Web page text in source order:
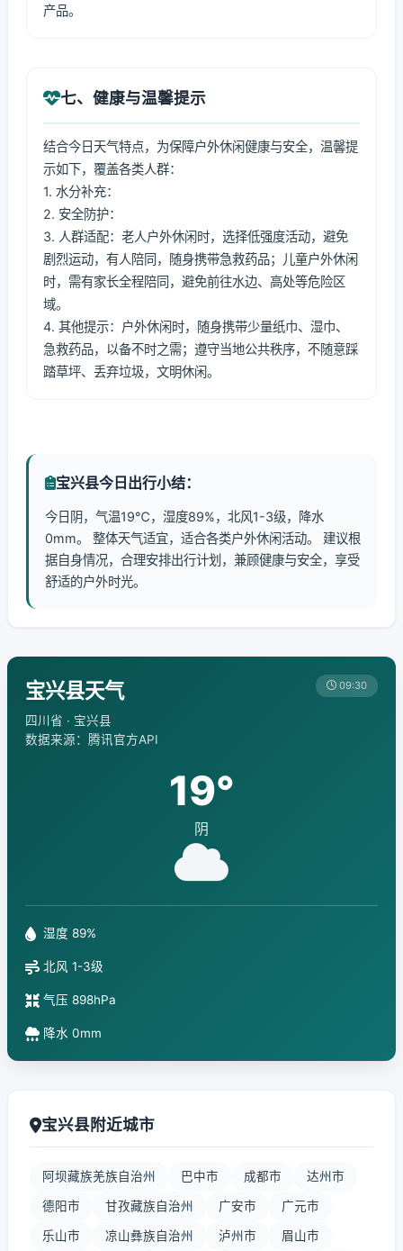
产品。
七、健康与温馨提示
结合今日天气特点，为保障户外休闲健康与安全，温馨提
示如下，覆盖各类人群：
1. 水分补充：
2. 安全防护：
3. 人群适配：老人户外休闲时，选择低强度活动，避免
剧烈运动，有人陪同，随身携带急救药品；儿童户外休闲
时，需有家长全程陪同，避免前往水边、高处等危险区
域。
4. 其他提示：户外休闲时，随身携带少量纸巾、湿巾、
急救药品，以备不时之需；遵守当地公共秩序，不随意踩
踏草坪、丢弃垃圾，文明休闲。
宝兴县今日出行小结：
今日阴，气温19℃，湿度89%，北风1-3级，降水
0mm。 整体天气适宜，适合各类户外休闲活动。 建议根
据自身情况，合理安排出行计划，兼顾健康与安全，享受
舒适的户外时光。
宝兴县天气
四川省 · 宝兴县
数据来源：腾讯官方API
09:30
19°
阴
湿度 89%
北风 1-3级
气压 898hPa
降水 0mm
宝兴县附近城市
阿坝藏族羌族自治州 巴中市 成都市 达州市
德阳市 甘孜藏族自治州 广安市 广元市
乐山市 凉山彝族自治州 泸州市 眉山市